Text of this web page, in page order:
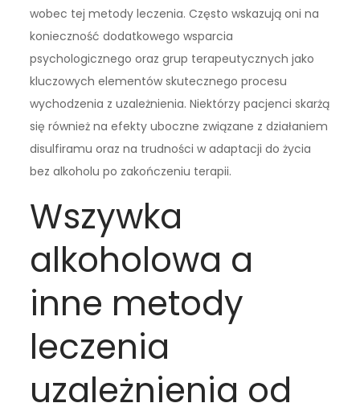
wobec tej metody leczenia. Często wskazują oni na
konieczność dodatkowego wsparcia
psychologicznego oraz grup terapeutycznych jako
kluczowych elementów skutecznego procesu
wychodzenia z uzależnienia. Niektórzy pacjenci skarżą
się również na efekty uboczne związane z działaniem
disulfiramu oraz na trudności w adaptacji do życia
bez alkoholu po zakończeniu terapii.
Wszywka
alkoholowa a
inne metody
leczenia
uzależnienia od